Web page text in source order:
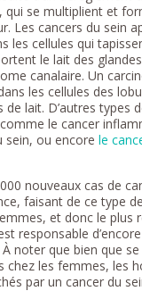
qui se multiplient et
Les cancers du sein
les cellules qui
le lait des
canalaire. Un
les cellules des
de lait. D’autres types
le cancer
sein, ou encore le
nouveaux cas de
faisant de ce type
et donc le plus
responsable
À noter que bien que
chez les femmes, les
par un cancer du